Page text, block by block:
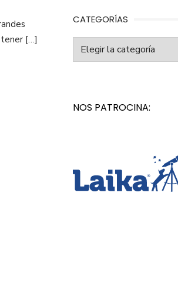
[…]
CATEGORÍAS
NOS PATROCINA: